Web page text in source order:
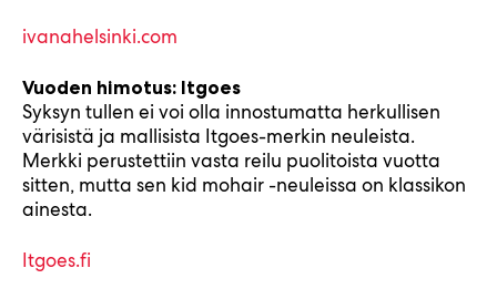
ivanahelsinki.com
Vuoden himotus: Itgoes
Syksyn tullen ei voi olla innostumatta herkullisen
värisistä ja mallisista Itgoes-merkin neuleista.
Merkki perustettiin vasta reilu puolitoista vuotta
sitten, mutta sen kid mohair -neuleissa on klassikon
ainesta.
Itgoes.fi